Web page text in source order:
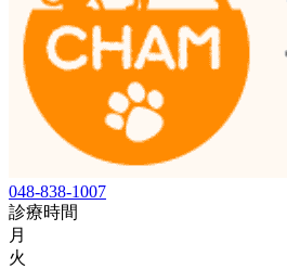
048-838-1007
診療時間
月
火